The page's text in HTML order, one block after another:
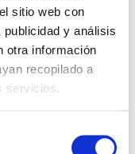
sitio web con
y análisis
otra información
recopilado a
servicios.
de + 30€
este